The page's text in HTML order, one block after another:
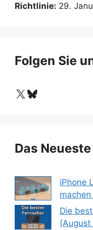
Richtlinie: 29.
Folgen Sie
X Bluesky
Das Neueste
iPhone
Die